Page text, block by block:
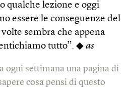
qualche lezione e oggi
essere le conseguenze del
sembra che appena
tutto”. ◆ as
ogni settimana una pagina di
cosa pensi di questo